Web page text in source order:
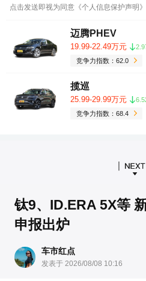
点击发送即视为同意《个人信息保护声明》
迈腾PHEV
19.99-22.49万元
竞争力指数：62.0
揽巡
25.99-29.99万元
竞争力指数：68.4
钛9、ID.ERA 5X等
申报出炉
车市红点
发表于 2026/08/08 10:16